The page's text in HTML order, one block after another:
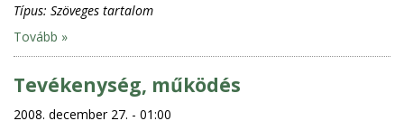
Típus: Szöveges tartalom
Tovább »
Tevékenység, működés
2008. december 27. - 01:00